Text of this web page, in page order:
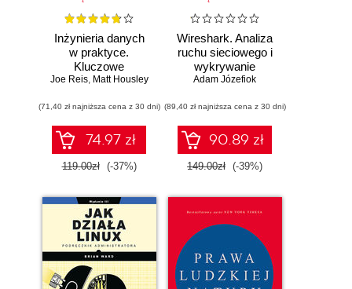
Inżynieria danych
w praktyce.
Kluczowe
koncepcje i
technologie
Joe Reis, Matt Housley
(71,40 zł najniższa cena z 30 dni)
74.97 zł
119.00zł (-37%)
Wireshark. Analiza
ruchu sieciowego i
wykrywanie
włamań
Adam Józefiok
(89,40 zł najniższa cena z 30 dni)
90.89 zł
149.00zł (-39%)